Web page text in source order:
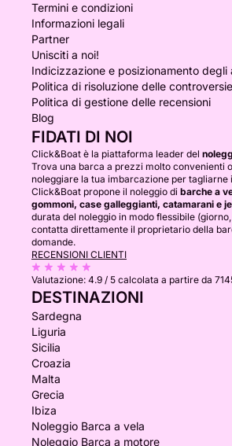
Termini e condizioni
Informazioni legali
Partner
Unisciti a noi!
Indicizzazione e posizionamento degli
Politica di risoluzione delle controversie
Politica di gestione delle recensioni
Blog
FIDATI DI NOI
Click&Boat è la piattaforma leader del
Trova una barca a prezzi molto convenienti
noleggiare la tua imbarcazione per tagliarne
Click&Boat propone il noleggio di barche a
gommoni, case galleggianti, catamarani e
durata del noleggio in modo flessibile
contatta direttamente il proprietario della
domande.
RECENSIONI CLIENTI
Valutazione: 4.9 / 5 calcolata a partire da
DESTINAZIONI
Sardegna
Liguria
Sicilia
Croazia
Malta
Grecia
Ibiza
Noleggio Barca a vela
Noleggio Barca a motore